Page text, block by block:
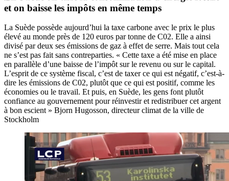
et on baisse les impôts en même temps
La Suède possède aujourd’hui la taxe carbone avec le prix le plus
élevé au monde près de 120 euros par tonne de C02. Elle a ainsi
divisé par deux ses émissions de gaz à effet de serre. Mais tout cela
ne s’est pas fait sans contreparties. « Cette taxe a été mise en place
en parallèle d’une baisse de l’impôt sur le revenu ou sur le capital.
L’esprit de ce système fiscal, c’est de taxer ce qui est négatif, c’est-à-
dire les émissions de C02, plutôt que ce qui est positif, comme les
économies ou le travail. Et puis, en Suède, les gens font plutôt
confiance au gouvernement pour réinvestir et redistribuer cet argent
à bon escient » Bjorn Hugosson, directeur climat de la ville de
Stockholm